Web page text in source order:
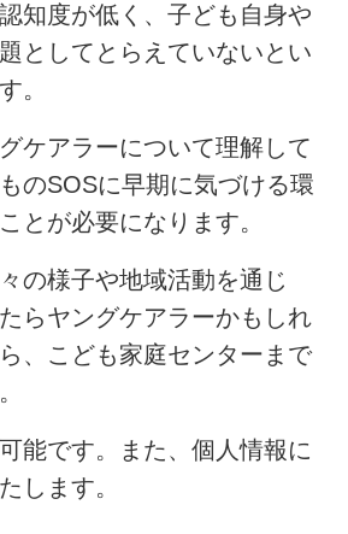
知度が低く、子ども自身や
としてとらえていないとい
。
ケアラーについて理解して
のSOSに早期に気づける環
とが必要になります。
の様子や地域活動を通じ
らヤングケアラーかもしれ
、こども家庭センターまで
能です。また、個人情報に
します。